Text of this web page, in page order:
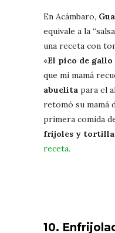
En Acámbaro,
equivale a la
una receta con
«El pico de
que mi mamá
abuelita para el
retomó su mamá
primera comida
frijoles y
receta.
10.